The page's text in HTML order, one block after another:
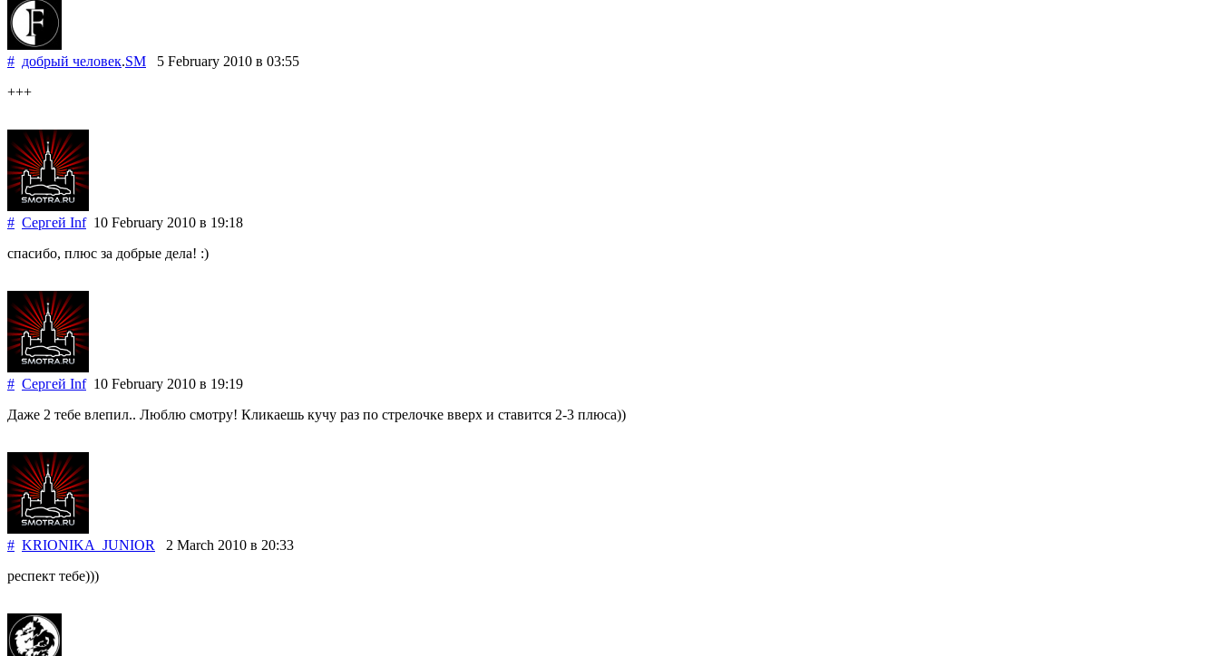
# добрый человек.SM 5 February 2010 в 03:55
+++
# Сергей Inf10 February 2010 в 19:18
спасибо, плюс за добрые дела! :)
# Сергей Inf10 February 2010 в 19:19
Даже 2 тебе влепил.. Люблю смотру! Кликаешь кучу раз по стрелочке вверх и ставится 2-3 плюса))
# KRIONIKA_JUNIOR 2 March 2010 в 20:33
респект тебе)))